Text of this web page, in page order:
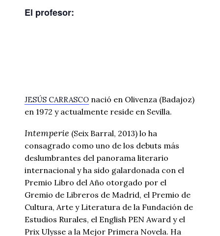
El profesor:
JESÚS CARRASCO nació en Olivenza (Badajoz)
en 1972 y actualmente reside en Sevilla.
Intemperie (Seix Barral, 2013) lo ha
consagrado como uno de los debuts más
deslumbrantes del panorama literario
internacional y ha sido galardonada con el
Premio Libro del Año otorgado por el
Gremio de Libreros de Madrid, el Premio de
Cultura, Arte y Literatura de la Fundación de
Estudios Rurales, el English PEN Award y el
Prix Ulysse a la Mejor Primera Novela. Ha